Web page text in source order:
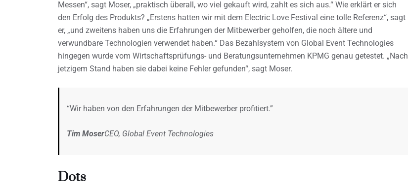
Messen“, sagt Moser, „praktisch überall, wo viel gekauft wird, zahlt es sich aus.“ Wie erklärt er sich
den Erfolg des Produkts? „Erstens hatten wir mit dem Electric Love Festival eine tolle Referenz“, sagt
er, „und zweitens haben uns die Erfahrungen der Mitbewerber geholfen, die noch ältere und
verwundbare Technologien verwendet haben.“ Das Bezahlsystem von Global Event Technologies
hingegen wurde vom Wirtschaftsprüfungs- und Beratungsunternehmen KPMG genau getestet. „Nach
jetzigem Stand haben sie dabei keine Fehler gefunden“, sagt Moser.
“Wir haben von den Erfahrungen der Mitbewerber profitiert.”
Tim MoserCEO, Global Event Technologies
Dots